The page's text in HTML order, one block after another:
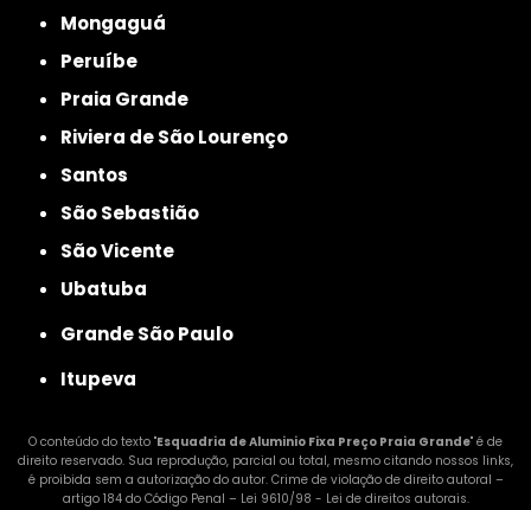
Mongaguá
Peruíbe
Praia Grande
Riviera de São Lourenço
Santos
São Sebastião
São Vicente
Ubatuba
Grande São Paulo
Itupeva
O conteúdo do texto "Esquadria de Aluminio Fixa Preço Praia Grande" é de
direito reservado. Sua reprodução, parcial ou total, mesmo citando nossos links,
é proibida sem a autorização do autor. Crime de violação de direito autoral –
artigo 184 do Código Penal – Lei 9610/98 - Lei de direitos autorais.